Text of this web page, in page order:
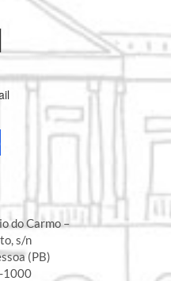
do Carmo –
s/n
(PB)
1000